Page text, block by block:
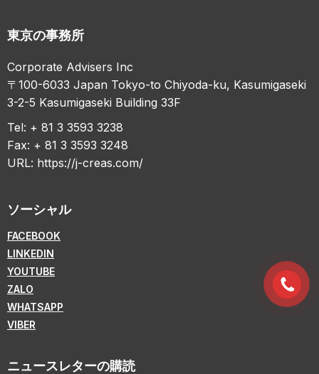
東京の事務所
Corporate Advisers Inc
〒100-6033 Japan Tokyo-to Chiyoda-ku, Kasumigaseki
3-2-5 Kasumigaseki Building 33F
Tel: + 81 3 3593 3238
Fax: + 81 3 3593 3248
URL: https://j-creas.com/
ソーシャル
FACEBOOK
LINKEDIN
YOUTUBE
ZALO
WHATSAPP
VIBER
ニュースレターの購読